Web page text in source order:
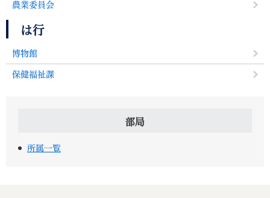
農業委員会
は行
博物館
保健福祉課
部局
所属一覧